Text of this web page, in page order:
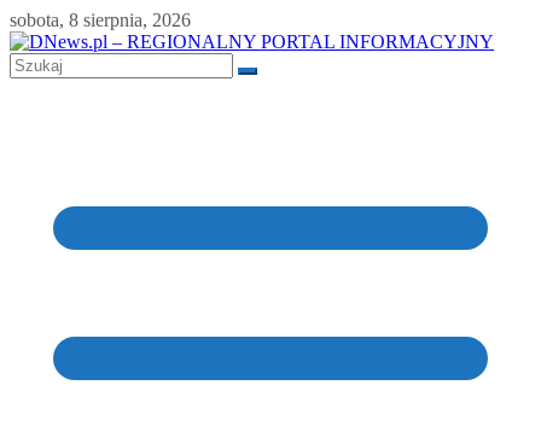
Skip
to
content
sobota, 8 sierpnia, 2026